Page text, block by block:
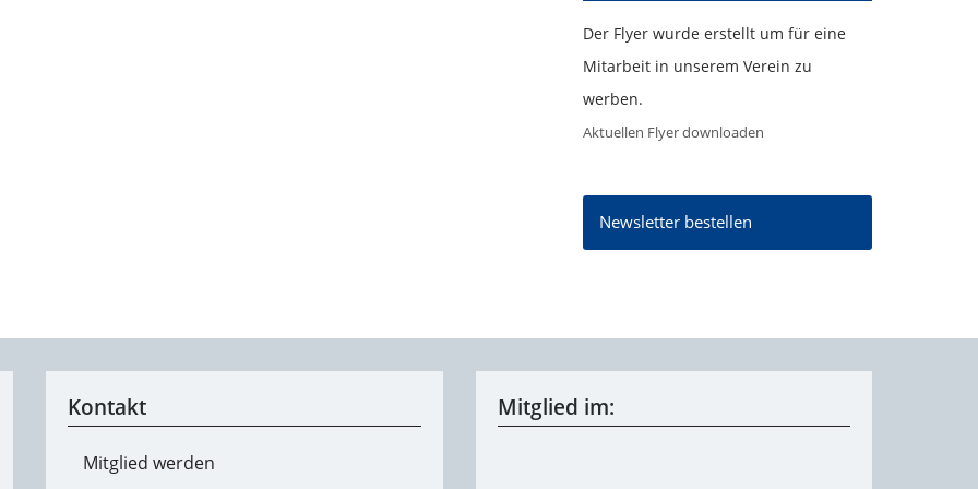
Der Flyer wurde erstellt um für eine
Mitarbeit in unserem Verein zu
werben.
Aktuellen Flyer downloaden
Newsletter bestellen
Kontakt
Mitglied werden
Mitglied im: